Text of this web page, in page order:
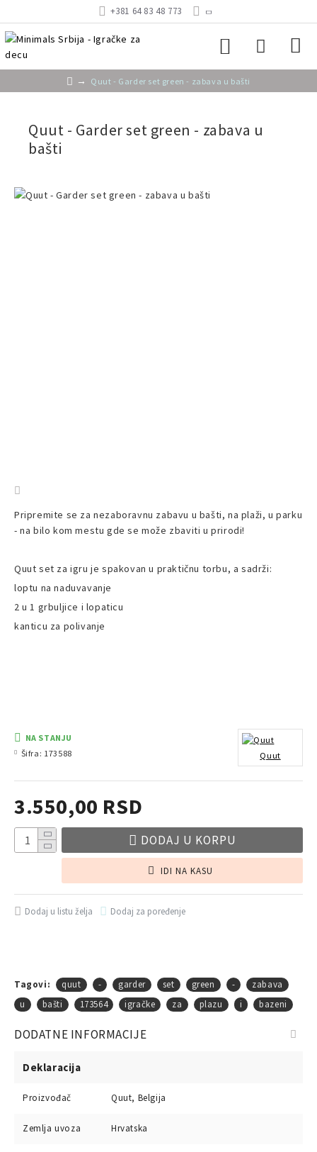
+381 64 83 48 773
Quut - Garder set green - zabava u bašti
Quut - Garder set green - zabava u
bašti
Pripremite se za nezaboravnu zabavu u bašti, na plaži, u parku
- na bilo kom mestu gde se može zbaviti u prirodi!
Quut set za igru je spakovan u praktičnu torbu, a sadrži:
loptu na naduvavanje
2 u 1 grbuljice i lopaticu
kanticu za polivanje
3.550,00 RSD
NA STANJU
Šifra: 173588 Quut
DODAJ U KORPU
IDI NA KASU
Dodaj u listu želja Dodaj za poređenje
Tagovi: quut - garder set green -
zabava
u
bašti 173564 igračke za plazu i bazeni
DODATNE INFORMACIJE
Deklaracija
Proizvođač Quut, Belgija
Zemlja uvoza Hrvatska